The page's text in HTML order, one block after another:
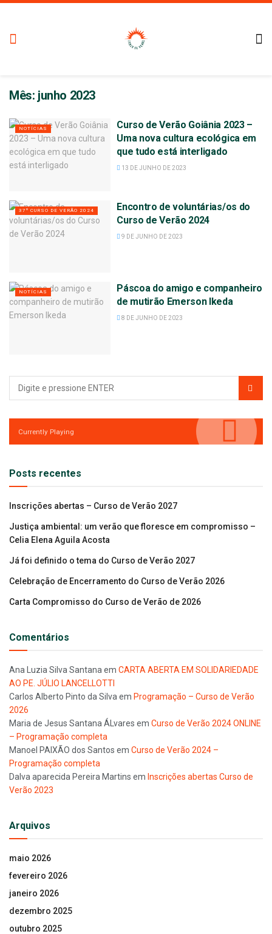
Mês: junho 2023
NOTÍCIAS
Curso de Verão Goiânia 2023 –
Uma nova cultura ecológica em
que tudo está interligado
13 DE JUNHO DE 2023
37º CURSO DE VERÃO 2024
Encontro de voluntárias/os do
Curso de Verão 2024
9 DE JUNHO DE 2023
NOTÍCIAS
Páscoa do amigo e companheiro
de mutirão Emerson Ikeda
8 DE JUNHO DE 2023
Currently Playing
Posts recentes
Inscrições abertas – Curso de Verão 2027
Justiça ambiental: um verão que floresce em compromisso –
Celia Elena Aguila Acosta
Já foi definido o tema do Curso de Verão 2027
Celebração de Encerramento do Curso de Verão 2026
Carta Compromisso do Curso de Verão de 2026
Comentários
Ana Luzia Silva Santana em CARTA ABERTA EM SOLIDARIEDADE
AO PE. JÚLIO LANCELLOTTI
Carlos Alberto Pinto da Silva em Programação – Curso de Verão
2026
Maria de Jesus Santana ÁLvares em Curso de Verão 2024 ONLINE
– Programação completa
Manoel PAIXÃO dos Santos em Curso de Verão 2024 –
Programação completa
Dalva aparecida Pereira Martins em Inscrições abertas Curso de
Verão 2023
Arquivos
maio 2026
fevereiro 2026
janeiro 2026
dezembro 2025
outubro 2025